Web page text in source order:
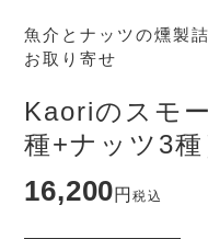
魚介とナッツの燻製
お取り寄せ
Kaoriのスモ
種+ナッツ3種
16,200 税込